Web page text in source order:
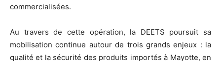
commercialisées.
Au travers de cette opération, la DEETS poursuit sa
mobilisation continue autour de trois grands enjeux : la
qualité et la sécurité des produits importés à Mayotte, en